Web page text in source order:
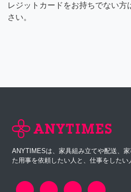
レジットカードをお持ちでない方
さい。
ANYTIMESは、家具組み立てや配送、
た用事を依頼したい人と、仕事をしたい